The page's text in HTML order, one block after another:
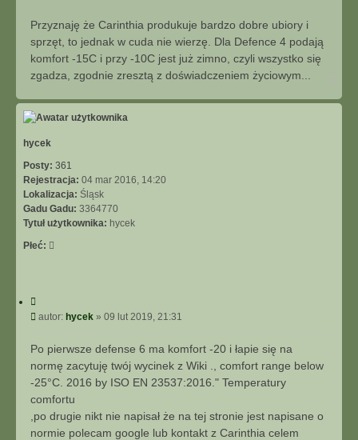
Przyznaję że Carinthia produkuje bardzo dobre ubiory i
sprzęt, to jednak w cuda nie wierzę. Dla Defence 4 podają
komfort -15C i przy -10C jest już zimno, czyli wszystko się
zgadza, zgodnie zresztą z doświadczeniem życiowym...
g
hycek
Posty: 361
Rejestracja: 04 mar 2016, 14:20
Lokalizacja: Śląsk
Gadu Gadu: 3364770
Tytuł użytkownika: hycek
Płeć:
yP
s
autor: hycek » 09 lut 2019, 21:31
Po pierwsze defense 6 ma komfort -20 i łapie się na
normę zacytuję twój wycinek z Wiki ., comfort range below
-25°C. 2016 by ISO EN 23537:2016." Temperatury
comfortu
,po drugie nikt nie napisał że na tej stronie jest napisane o
normie polecam google lub kontakt z Carinthia celem